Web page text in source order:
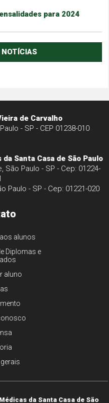
para 2024
de Carvalho
- SP - CEP 01238-010
Santa Casa de São Paulo
São Paulo - SP - Cep: 01224-
Paulo - SP - Cep: 01221-020
alunos
Diplomas e
aluno
da Santa Casa de São